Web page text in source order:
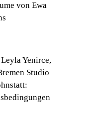
von Ewa
Yenirce,
Studio